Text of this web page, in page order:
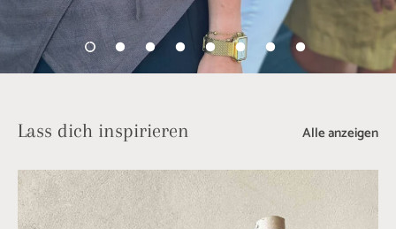
Lass dich inspirieren Alle anzeigen